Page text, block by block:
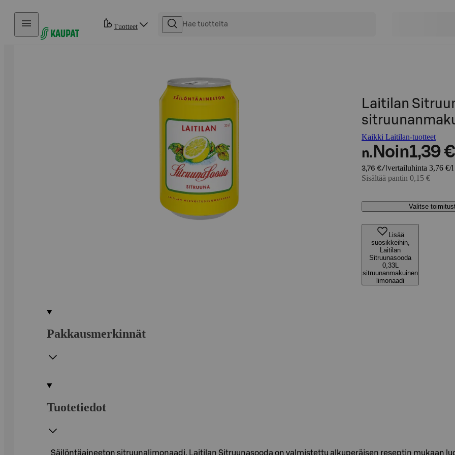
Hyppää sisältöön
Tuotteet
Laitilan
Kaikki Laitilan-tuotteet
n. Noin1,39 €
3,76 €/l vertailuhinta 3,76 €/l
Sisältää pantin 0,15 €
Valitse
Lisää
suosikkeihin,
Laitilan
Sitruunasooda
0,33L
sitruunanmakuinen
limonaadi
Pakkausmerkinnät
Tuotetiedot
Säilöntäaineeton sitruunalimonaadi. Laitilan Sitruunasooda on valmistettu alkuperäisen reseptin mukaan